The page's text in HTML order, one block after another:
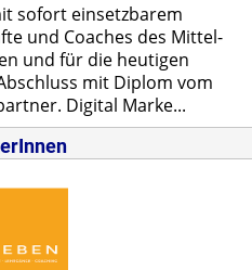
so­fort ein­setz­ba­rem
und Coa­ches des Mit­tel­
und für die heu­ti­gen
mit Di­plom vom
Di­gi­tal Mar­ke...